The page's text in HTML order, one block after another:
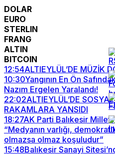
DOLAR
EURO
STERLIN
FRANG
ALTIN
BITCOIN
12:54ALTIEYLÜL’DE MÜZİK
10:30Yangının En Ön
Nazım Ergelen Yaralandı!
22:02ALTIEYLÜL’DE
RAKAMLARA YANSIDI
18:27AK Parti Balıkesir
“Medyanın varlığı,
olmazsa olmaz koşuludur”
15:48Balıkesir Sanayi